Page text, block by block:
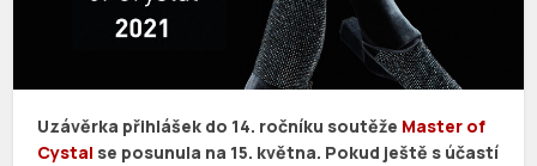
Uzávěrka přihlášek do 14. ročníku soutěže Master of
Cystal se posunula na 15. května. Pokud ještě s účastí